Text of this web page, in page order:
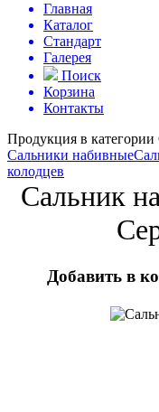
Главная
Каталог
Стандарт
Галерея
Поиск
Корзина
Контакты
Продукция в категории
Сальники набивные
колодцев
Сальник
Добавить в